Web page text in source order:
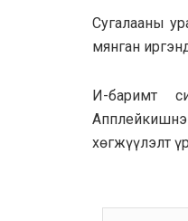
Сугалааны
мянган
И-баримт
хөгжүүлэлт